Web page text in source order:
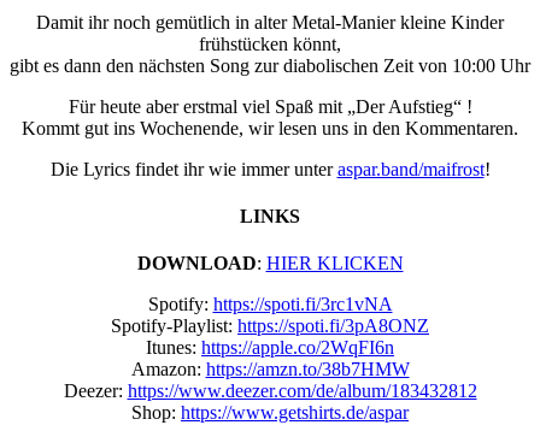
Damit ihr noch gemütlich in alter Metal-Manier kleine Kinder
frühstücken könnt,
gibt es dann den nächsten Song zur diabolischen Zeit von 10:00 Uhr
Für heute aber erstmal viel Spaß mit „Der Aufstieg“ !
Kommt gut ins Wochenende, wir lesen uns in den Kommentaren.
Die Lyrics findet ihr wie immer unteraspar.band/maifrost!
LINKS
DOWNLOAD: HIER KLICKEN
Spotify: https://spoti.fi/3rc1vNA
Spotify-Playlist: https://spoti.fi/3pA8ONZ
Itunes: https://apple.co/2WqFI6n
Amazon: https://amzn.to/38b7HMW
Deezer: https://www.deezer.com/de/album/183432812
Shop: https://www.getshirts.de/aspar